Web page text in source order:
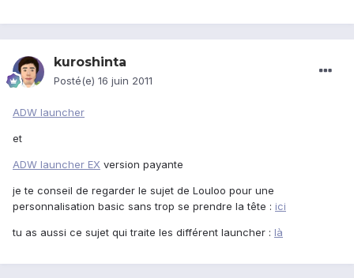
kuroshinta
Posté(e) 16 juin 2011
ADW launcher
et
ADW launcher EX version payante
je te conseil de regarder le sujet de Louloo pour une
personnalisation basic sans trop se prendre la tête : ici
tu as aussi ce sujet qui traite les différent launcher : là